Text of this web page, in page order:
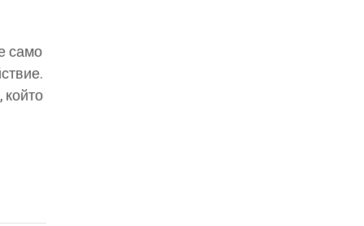
само
който